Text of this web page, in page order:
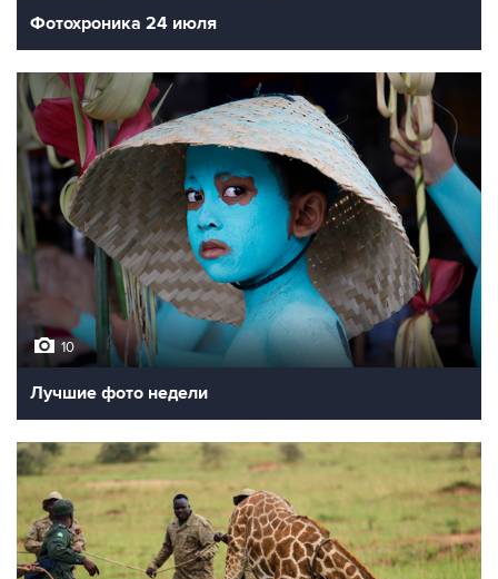
Фотохроника 24 июля
10
Лучшие фото недели